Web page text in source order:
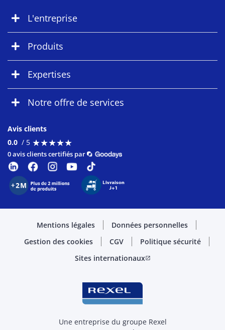
L'entreprise
Produits
Expertises
Notre offre de services
Avis clients
0.0 / 5 ★★★★★
★★★★★
0 avis clients certifiés par
Mentions légales
Données personnelles
Gestion des cookies
CGV
Politique sécurité
Sites internationauxopen_in_new
Une entreprise du groupe Rexel